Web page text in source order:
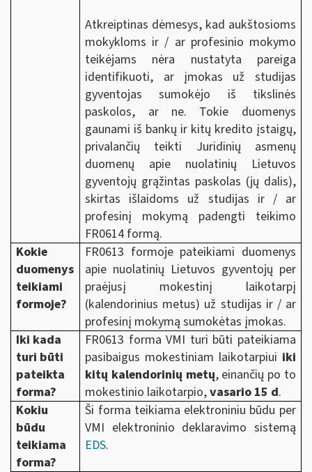
Atkreiptinas dėmesys, kad aukštosioms
mokykloms ir / ar profesinio mokymo
teikėjams nėra nustatyta pareiga
identifikuoti, ar įmokas už studijas
gyventojas sumokėjo iš tikslinės
paskolos, ar ne. Tokie duomenys
gaunami iš bankų ir kitų kredito įstaigų,
privalančių teikti Juridinių asmenų
duomenų apie nuolatinių Lietuvos
gyventojų grąžintas paskolas (jų dalis),
skirtas išlaidoms už studijas ir / ar
profesinį mokymą padengti teikimo
FR0614 formą.
Kokie
duomenys
teikiami
formoje?
FR0613 formoje pateikiami duomenys
apie nuolatinių Lietuvos gyventojų per
praėjusį mokestinį laikotarpį
(kalendorinius metus) už studijas ir / ar
profesinį mokymą sumokėtas įmokas.
Iki kada
turi būti
pateikta
forma?
FR0613 forma VMI turi būti pateikiama
pasibaigus mokestiniam laikotarpiui iki
kitų kalendorinių metų, einančių po to
mokestinio laikotarpio,vasario 15 d.
Kokiu
būdu
teikiama
forma?
Ši forma teikiama elektroniniu būdu per
VMI elektroninio deklaravimo sistemą
EDS.